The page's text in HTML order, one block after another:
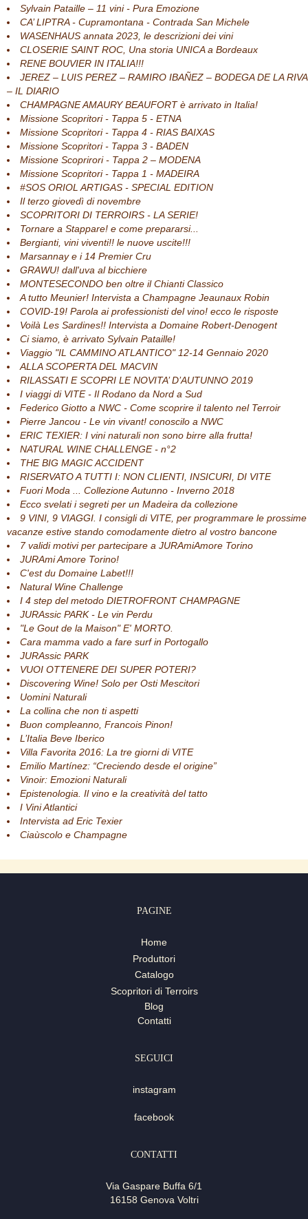
Sylvain Pataille – 11 vini - Pura Emozione
CA’ LIPTRA - Cupramontana - Contrada San Michele
WASENHAUS annata 2023, le descrizioni dei vini
CLOSERIE SAINT ROC, Una storia UNICA a Bordeaux
RENE BOUVIER IN ITALIA!!!
JEREZ – LUIS PEREZ – RAMIRO IBAÑEZ – BODEGA DE LA RIVA
– IL DIARIO
CHAMPAGNE AMAURY BEAUFORT è arrivato in Italia!
Missione Scopritori - Tappa 5 - ETNA
Missione Scopritori - Tappa 4 - RIAS BAIXAS
Missione Scopritori - Tappa 3 - BADEN
Missione Scoprirori - Tappa 2 – MODENA
Missione Scopritori - Tappa 1 - MADEIRA
#SOS ORIOL ARTIGAS - SPECIAL EDITION
Il terzo giovedì di novembre
SCOPRITORI DI TERROIRS - LA SERIE!
Tornare a Stappare! e come prepararsi...
Bergianti, vini viventi!! le nuove uscite!!!
Marsannay e i 14 Premier Cru
GRAWU! dall'uva al bicchiere
MONTESECONDO ben oltre il Chianti Classico
A tutto Meunier! Intervista a Champagne Jeaunaux Robin
COVID-19! Parola ai professionisti del vino! ecco le risposte
Voilà Les Sardines!! Intervista a Domaine Robert-Denogent
Ci siamo, è arrivato Sylvain Pataille!
Viaggio "IL CAMMINO ATLANTICO" 12-14 Gennaio 2020
ALLA SCOPERTA DEL MACVIN
RILASSATI E SCOPRI LE NOVITA’ D’AUTUNNO 2019
I viaggi di VITE - Il Rodano da Nord a Sud
Federico Giotto a NWC - Come scoprire il talento nel Terroir
Pierre Jancou - Le vin vivant! conoscilo a NWC
ERIC TEXIER: I vini naturali non sono birre alla frutta!
NATURAL WINE CHALLENGE - n°2
THE BIG MAGIC ACCIDENT
RISERVATO A TUTTI I: NON CLIENTI, INSICURI, DI VITE
Fuori Moda ... Collezione Autunno - Inverno 2018
Ecco svelati i segreti per un Madeira da collezione
9 VINI, 9 VIAGGI. I consigli di VITE, per programmare le prossime
vacanze estive stando comodamente dietro al vostro bancone
7 validi motivi per partecipare a JURAmiAmore Torino
JURAmi Amore Torino!
C'est du Domaine Labet!!!
Natural Wine Challenge
I 4 step del metodo DIETROFRONT CHAMPAGNE
JURAssic PARK - Le vin Perdu
"Le Gout de la Maison" E' MORTO.
Cara mamma vado a fare surf in Portogallo
JURAssic PARK
VUOI OTTENERE DEI SUPER POTERI?
Discovering Wine! Solo per Osti Mescitori
Uomini Naturali
La collina che non ti aspetti
Buon compleanno, Francois Pinon!
L’Italia Beve Iberico
Villa Favorita 2016: La tre giorni di VITE
Emilio Martínez: “Creciendo desde el origine”
Vinoir: Emozioni Naturali
Epistenologia. Il vino e la creatività del tatto
I Vini Atlantici
Intervista ad Eric Texier
Ciaùscolo e Champagne
PAGINE
Home
Produttori
Catalogo
Scopritori di Terroirs
Blog
Contatti
SEGUICI
instagram
facebook
CONTATTI
Via Gaspare Buffa 6/1
16158 Genova Voltri